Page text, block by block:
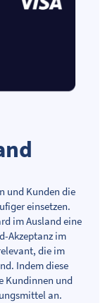
und Kunden die
einsetzen.
im Ausland eine
Akzeptanz im
die im
Indem diese
Kundinnen und
an.